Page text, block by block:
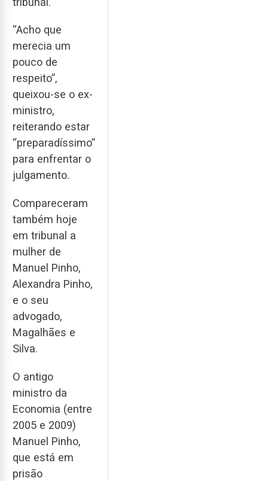
“Acho que
merecia um
pouco de
respeito”,
queixou-se o ex-
ministro,
reiterando estar
“preparadíssimo”
para enfrentar o
julgamento.
Compareceram
também hoje
em tribunal a
mulher de
Manuel Pinho,
Alexandra Pinho,
e o seu
advogado,
Magalhães e
Silva.
O antigo
ministro da
Economia (entre
2005 e 2009)
Manuel Pinho,
que está em
prisão